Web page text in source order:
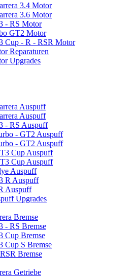
3.4 Motor
3.6 Motor
- RS Motor
GT2 Motor
Cup - R - RSR Motor
Reparaturen
Upgrades
Auspuff
Auspuff
- RS Auspuff
- GT2 Auspuff
- GT2 Auspuff
Cup Auspuff
Cup Auspuff
Auspuff
R Auspuff
Auspuff
Upgrades
Bremse
- RS Bremse
Cup Bremse
Cup S Bremse
Bremse
Getriebe